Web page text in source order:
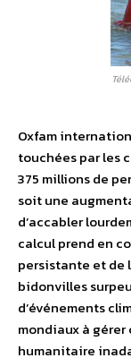
Oxfam
touchées par les
375 millions de
soit une
d’accabler
calcul prend en
persistante et de
bidonvilles
d’événements
mondiaux à gérer
humanitaire